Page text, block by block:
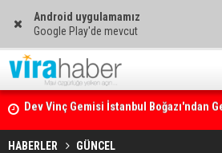
Android uygulamamız
Google Play'de mevcut
Ege Denizi’nin En Büyük Mercan Ormanı
HABERLER GÜNCEL